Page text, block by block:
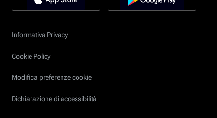
Informativa Privacy
Cookie Policy
Modifica preferenze cookie
Dichiarazione di accessibilità